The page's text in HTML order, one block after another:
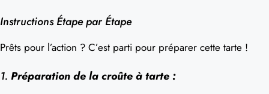
Instructions Étape par Étape
Prêts pour l’action ? C’est parti pour préparer cette tarte !
1. Préparation de la croûte à tarte :